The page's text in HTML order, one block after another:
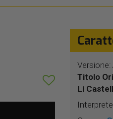
Versione:
Titolo
Li